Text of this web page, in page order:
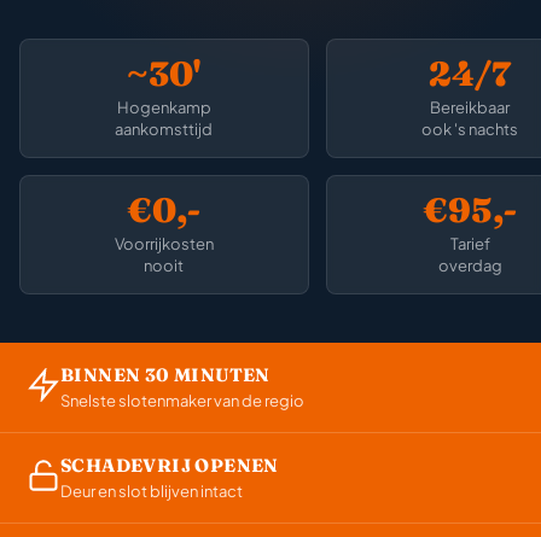
~30'
Hogenkamp
aankomsttijd
24/7
Bereikbaar
ook 's nachts
€0,-
Voorrijkosten
nooit
€95,-
Tarief
overdag
BINNEN 30 MINUTEN
Snelste slotenmaker van de regio
SCHADEVRIJ OPENEN
Deur en slot blijven intact